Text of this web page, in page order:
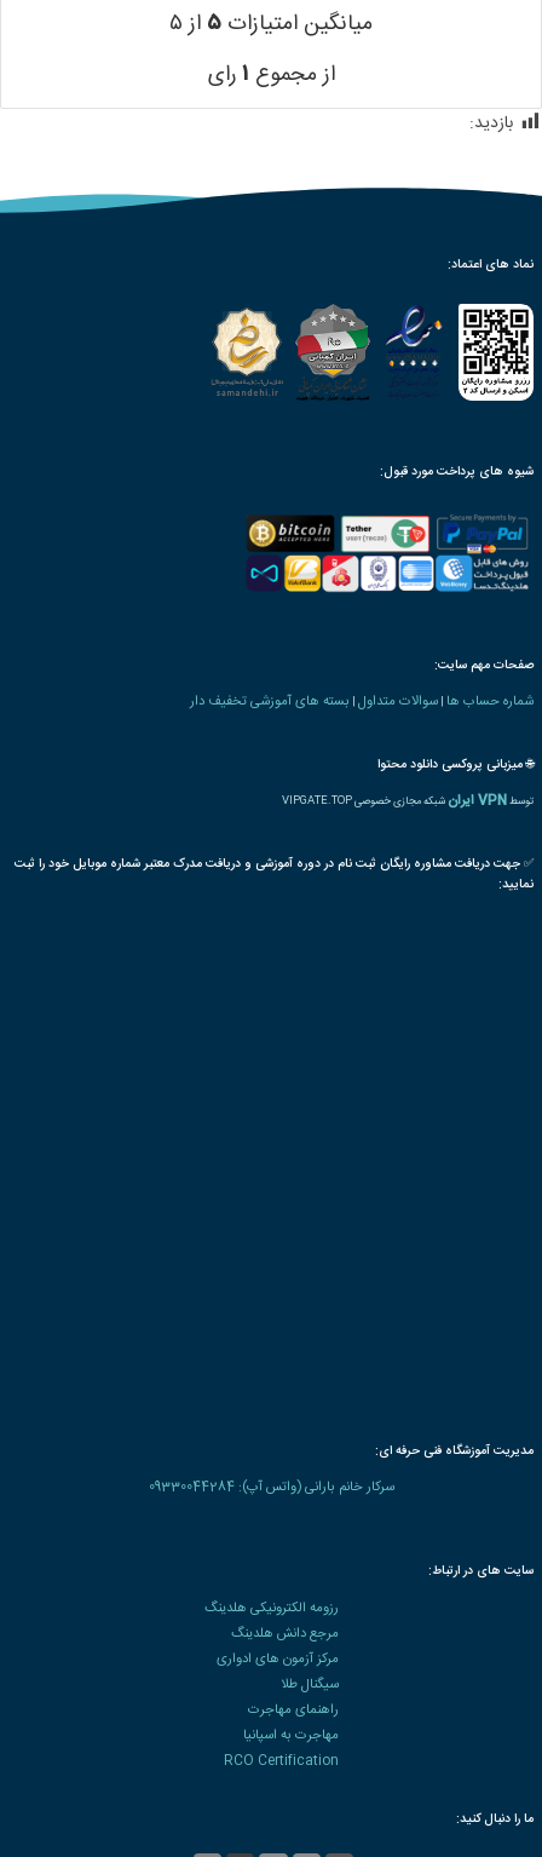
میانگین امتیازات ۵ از ۵
از مجموع ۱رای
بازدید: